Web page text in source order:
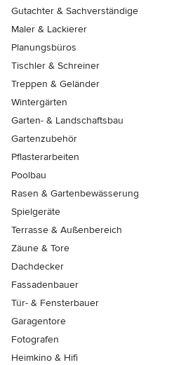
Gutachter & Sachverständige
Maler & Lackierer
Planungsbüros
Tischler & Schreiner
Treppen & Geländer
Wintergärten
Garten- & Landschaftsbau
Gartenzubehör
Pflasterarbeiten
Poolbau
Rasen & Gartenbewässerung
Spielgeräte
Terrasse & Außenbereich
Zäune & Tore
Dachdecker
Fassadenbauer
Tür- & Fensterbauer
Garagentore
Fotografen
Heimkino & Hifi